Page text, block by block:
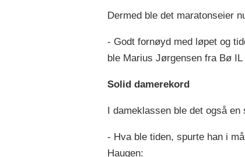
Dermed ble det maratonseier
- Godt fornøyd med løpet og
ble Marius Jørgensen fra Bø
Solid damerekord
I dameklassen ble det også
- Hva ble tiden, spurte han i
Haugen: